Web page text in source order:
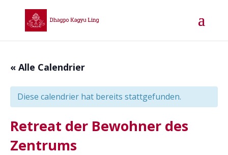
« Alle Calendrier
Diese calendrier hat bereits stattgefunden.
Retreat der Bewohner des
Zentrums